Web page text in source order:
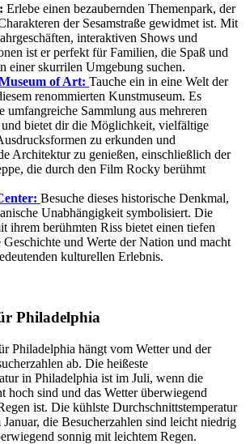
Erlebe einen bezaubernden Themenpark, der
der Sesamstraße gewidmet ist. Mit
interaktiven Shows und
ist er perfekt für Familien, die Spaß und
einer skurrilen Umgebung suchen.
of Art: Tauche ein in eine Welt der
renommierten Kunstmuseum. Es
umfangreiche Sammlung aus mehreren
und bietet dir die Möglichkeit, vielfältige
zu erkunden und
Architektur zu genießen, einschließlich der
die durch den Film Rocky berühmt
Besuche dieses historische Denkmal,
Unabhängigkeit symbolisiert. Die
ihrem berühmten Riss bietet einen tiefen
und Werte der Nation und macht
kulturellen Erlebnis.
Philadelphia
Philadelphia hängt vom Wetter und der
ab. Die heißeste
in Philadelphia ist im Juli, wenn die
hoch sind und das Wetter überwiegend
ist. Die kühlste Durchschnittstemperatur
die Besucherzahlen sind leicht niedrig
sonnig mit leichtem Regen.